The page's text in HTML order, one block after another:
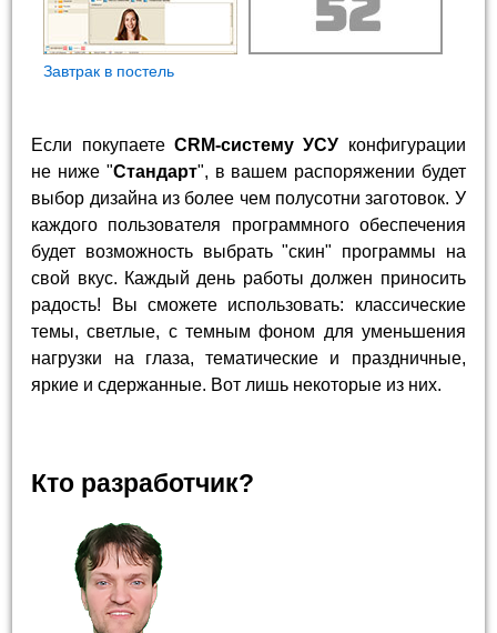
Завтрак в постель
Если покупаете CRM-систему УСУ конфигурации
не ниже "Стандарт", в вашем распоряжении будет
выбор дизайна из более чем полусотни заготовок. У
каждого пользователя программного обеспечения
будет возможность выбрать "скин" программы на
свой вкус. Каждый день работы должен приносить
радость! Вы сможете использовать: классические
темы, светлые, с темным фоном для уменьшения
нагрузки на глаза, тематические и праздничные,
яркие и сдержанные. Вот лишь некоторые из них.
Кто разработчик?